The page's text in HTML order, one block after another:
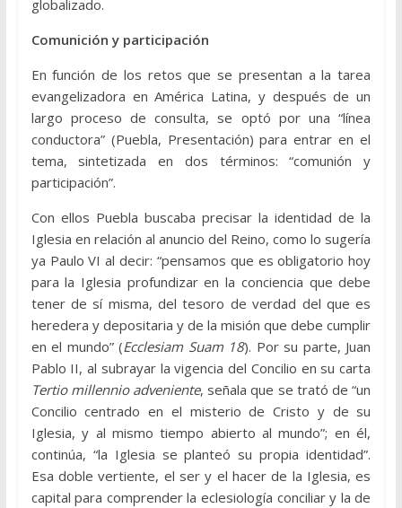
globalizado.
Comunición y participación
En función de los retos que se presentan a la tarea
evangelizadora en América Latina, y después de un
largo proceso de consulta, se optó por una “línea
conductora” (Puebla, Presentación) para entrar en el
tema, sintetizada en dos términos: “comunión y
participación”.
Con ellos Puebla buscaba precisar la identidad de la
Iglesia en relación al anuncio del Reino, como lo sugería
ya Paulo VI al decir: “pensamos que es obligatorio hoy
para la Iglesia profundizar en la conciencia que debe
tener de sí misma, del tesoro de verdad del que es
heredera y depositaria y de la misión que debe cumplir
en el mundo” (Ecclesiam Suam 18). Por su parte, Juan
Pablo II, al subrayar la vigencia del Concilio en su carta
Tertio millennio adveniente, señala que se trató de “un
Concilio centrado en el misterio de Cristo y de su
Iglesia, y al mismo tiempo abierto al mundo”; en él,
continúa, “la Iglesia se planteó su propia identidad”.
Esa doble vertiente, el ser y el hacer de la Iglesia, es
capital para comprender la eclesiología conciliar y la de